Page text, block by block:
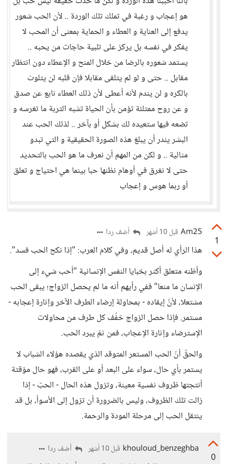
هو إعجاب و رغبة في تملك تلك الوردة .. لأن الحب شعور
يدفع إلى العناية و العطاء و الحماية بمعنى أن المحب لا
يفكر في نفسه بل يركز على تلبية حاجات من يحبه ..
يستمد شعوره بالرضا من خلال المنح و الإعطاء دون انتظار
مقابل .. حتى و لو لم يتلقى مقابلا فإن قلبه لن يتلوث
بالكره و لن يندم لأنه أعطى لأن ذلك العطاء نابع عن صدق
و عن روح ممتلئة تؤمن بأن الحياة تشبه التربة ما تغرسه و
تضعه فيها ستعيده لك بشكل أو بآخر .. لذلك الحب عند
البشر يندر أن يبلغ هذه الصورة الحقيقية و التي تبدو
مثالية .. و لكن من المهم أن نعرف ما هو الحب بالتحديد
حتى لا نغرق في أوهام نظنها حبا بينما هي احتياج و تعلق
أو ربما هوس و إعجاب
1
Am25 قبل 10 أشهر أضف ردا
هذا الرأي له أصل قديم، وفي كلام العرب: "إذا نكح الحب فسد".
وأظنه متعلق أكثر بخبايا النفس الإنسانية "أحب شيء إلى
الإنسان ما منعا" ففي رأيهم أنه ما لم يحصل الزواج؛ يبقى الحب
مشتعلا، لأنّ إيقاده - بمحاولة إرضاء الطرف الآخر وإثارة إعجابه -
مستمر. فإذا حصل الزواج خفّف كل طرف من محاولات
الإسترضاء وإثارة الإعجاب، فمن ثمّ يبرد الحب.
والحقّ أنّ الحب المستعر المتوقد الذي يقصده هؤلاء الشباب لا
يستمر بأي حال، سواء على البعد أو على القرب، فهو حال مؤقتة
أنتجتها ظروف نفسية معينة، وتزول هذه الحال - الحبّ - إذا
زالت تلك الظروف، وليس بالضرورة أن تزول إلى الأسوأ، بل قد
ينتقل الحب إلى مرحلة المودة والرحمة.
0
khouloud_benzeghba قبل 10 أشهر أضف ردا